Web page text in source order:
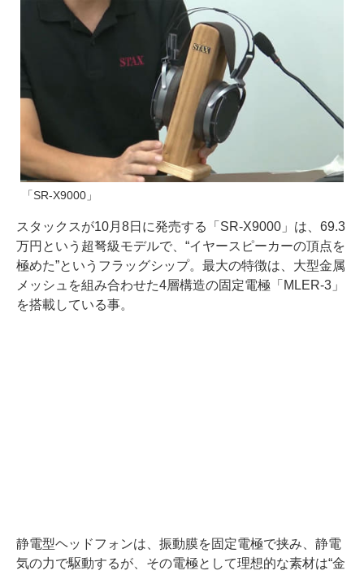
「SR-X9000」
スタックスが10月8日に発売する「SR-X9000」は、69.3
万円という超弩級モデルで、“イヤースピーカーの頂点を
極めた”というフラッグシップ。最大の特徴は、大型金属
メッシュを組み合わせた4層構造の固定電極「MLER-3」
を搭載している事。
静電型ヘッドフォンは、振動膜を固定電極で挟み、静電
気の力で駆動するが、その電極として理想的な素材は“金